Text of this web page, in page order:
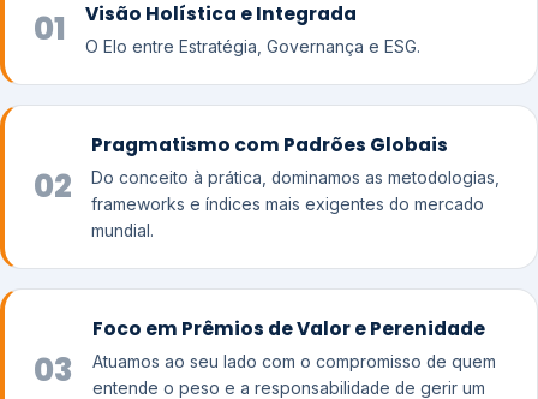
01 Visão Holística e Integrada
O Elo entre Estratégia, Governança e ESG.
02
Pragmatismo com Padrões Globais
Do conceito à prática, dominamos as metodologias,
frameworks e índices mais exigentes do mercado
mundial.
03
Foco em Prêmios de Valor e Perenidade
Atuamos ao seu lado com o compromisso de quem
entende o peso e a responsabilidade de gerir um